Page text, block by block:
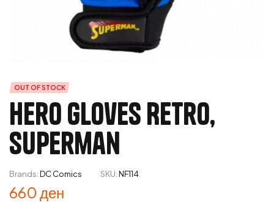
OUT OF STOCK
Hero Gloves Retro,
Superman
Brands:DC Comics SKU:NF114
660 ден